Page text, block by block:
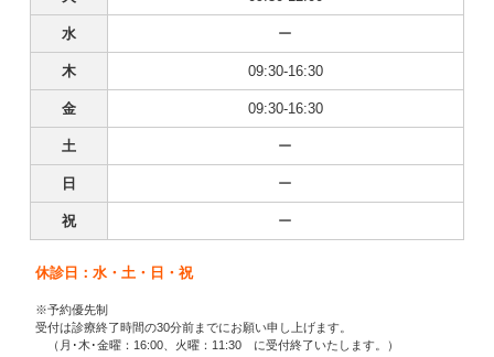
水 ー
木 09:30-16:30
金 09:30-16:30
土 ー
日 ー
祝 ー
休診日：水・土・日・祝
※予約優先制
受付は診療終了時間の30分前までにお願い申し上げます。
（月･木･金曜：16:00、火曜：11:30 に受付終了いたします。）